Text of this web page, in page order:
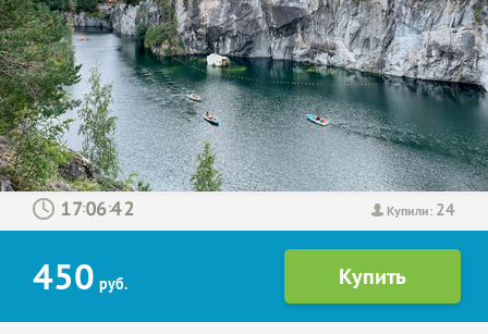
Купили: 24
: :
450 руб.